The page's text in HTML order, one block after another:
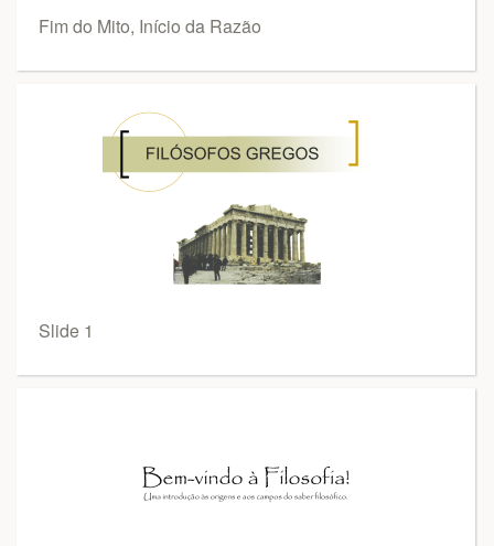
Fim do Mito, Início da Razão
Slide 1